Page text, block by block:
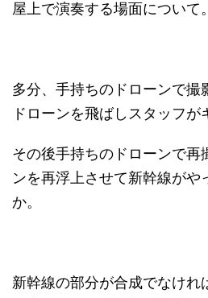
屋上で演奏する場面について。
多分、手持ちのドローンで撮
ドローンを飛ばしスタッフが
その後手持ちのドローンで再
ンを再浮上させて新幹線がや
か。
新幹線の部分が合成でなけれ